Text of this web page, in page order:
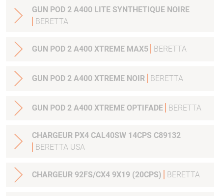
GUN POD 2 A400 LITE SYNTHETIQUE NOIRE
BERETTA
GUN POD 2 A400 XTREME MAX5 BERETTA
GUN POD 2 A400 XTREME NOIR BERETTA
GUN POD 2 A400 XTREME OPTIFADE BERETTA
CHARGEUR PX4 CAL40SW 14CPS C89132
BERETTA USA
CHARGEUR 92FS/CX4 9X19 (20CPS) BERETTA